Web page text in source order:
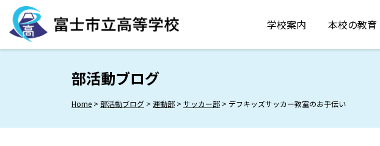
Skip
content
学校案内 本校の教育
部活動ブログ
Home > 部活動ブログ > 運動部 > サッカー部 > デフキッズサッカー教室のお手伝い